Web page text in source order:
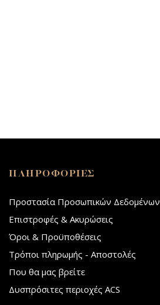
ΠΛΗΡΟΦΟΡΙΕΣ
Προστασία Προσωπικών Δεδομένων
Επιστροφές & Ακυρώσεις
Όροι & Προϋποθέσεις
Τρόποι πληρωμής - Αποστολές
Που θα μας βρείτε
Δυσπρόσιτες περιοχές ACS